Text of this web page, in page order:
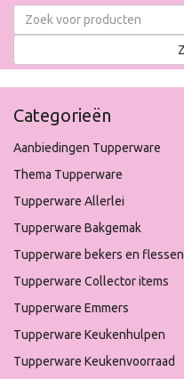
Categorieën
Aanbiedingen Tupperware
Thema Tupperware
Tupperware Allerlei
Tupperware Bakgemak
Tupperware bekers en flessen
Tupperware Collector items
Tupperware Emmers
Tupperware Keukenhulpen
Tupperware Keukenvoorraad